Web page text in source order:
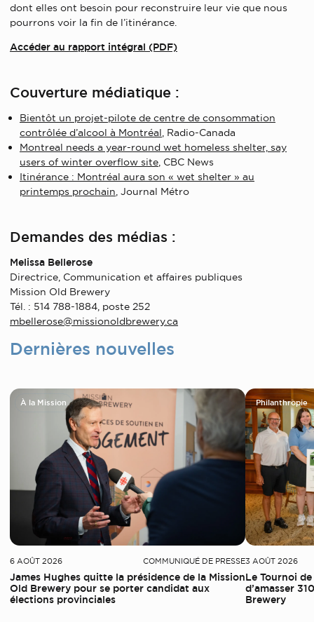
dont elles ont besoin pour reconstruire leur vie que nous
pourrons voir la fin de l’itinérance.
Accéder au rapport intégral (PDF)
Couverture médiatique :
Bientôt un projet-pilote de centre de consommation
contrôlée d’alcool à Montréal , Radio-Canada
Montreal needs a year-round wet homeless shelter, say
users of winter overflow site , CBC News
Itinérance : Montréal aura son « wet shelter » au
printemps prochain , Journal Métro
Demandes des médias :
Melissa Bellerose
Directrice, Communication et affaires publiques
Mission Old Brewery
Tél. : 514 788-1884, poste 252
mbellerose@missionoldbrewery.ca
Dernières nouvelles
À la Mission
6 AOÛT 2026 COMMUNIQUÉ DE PRESSE
James Hughes quitte la présidence de la Mission
Old Brewery pour se porter candidat aux
élections provinciales
Philanthropie
3 AOÛT 2026
Le Tournoi
d’amasser
Brewery